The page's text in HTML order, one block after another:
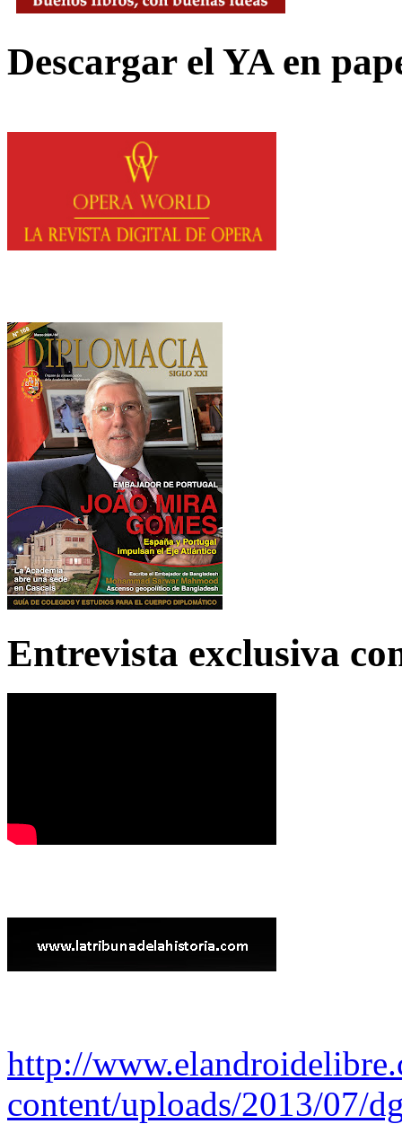
Descargar el YA en
Entrevista exclusiva
http://
content/uploads/2013/07/